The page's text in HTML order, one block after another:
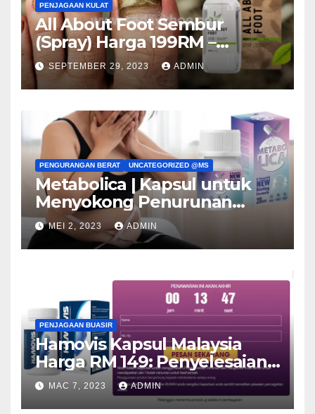
PENJAGAAN KULAT
All About Foot Sembur
(Spray) Harga 199RM –
Semburan Kuku Anti-Kulat
(Malaysia)
SEPTEMBER 29, 2023 ADMIN
PENGURANGAN BERAT UNCATEGORIZED @MS
Metabolica | Kapsul untuk
Menyokong Penurunan
Berat! Pendapat & Harga
MEI 2, 2023 ADMIN
PENJAGAAN BUASIR
Hamovis Kapsul Malaysia
Harga RM 149: Penyelesaian
untuk Buasir!
MAC 7, 2023 ADMIN